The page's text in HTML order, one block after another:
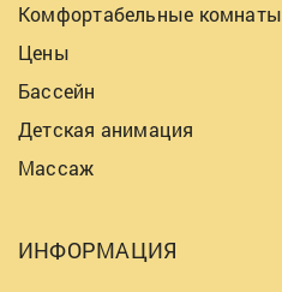
Комфортабельные комнаты
Цены
Бассейн
Детская анимация
Массаж
ИНФОРМАЦИЯ